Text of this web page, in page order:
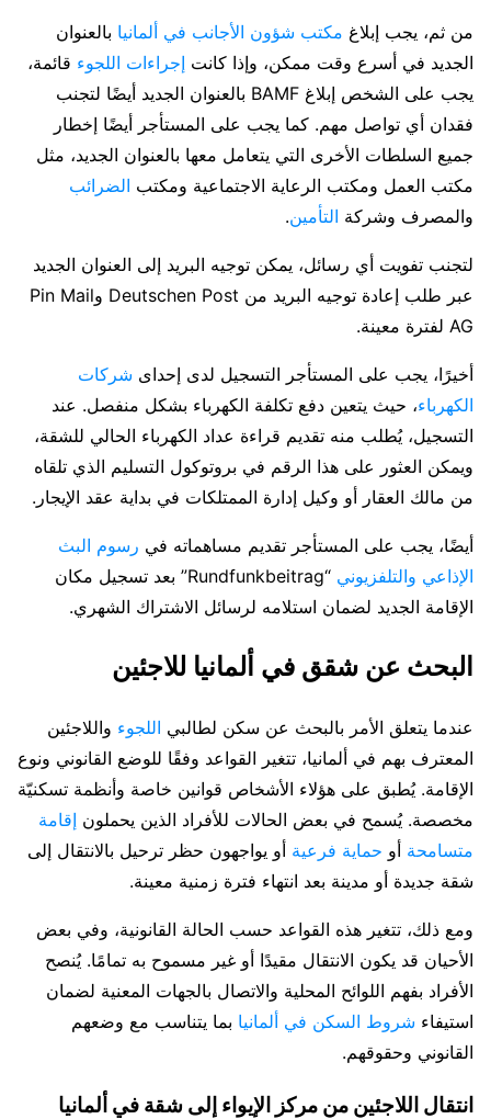
من ثم، يجب إبلاغ مكتب شؤون الأجانب في ألمانيا بالعنوان
الجديد في أسرع وقت ممكن، وإذا كانت إجراءات اللجوء قائمة،
يجب على الشخص إبلاغ BAMF بالعنوان الجديد أيضًا لتجنب
فقدان أي تواصل مهم. كما يجب على المستأجر أيضًا إخطار
جميع السلطات الأخرى التي يتعامل معها بالعنوان الجديد، مثل
مكتب العمل ومكتب الرعاية الاجتماعية ومكتب الضرائب
والمصرف وشركة التأمين.
لتجنب تفويت أي رسائل، يمكن توجيه البريد إلى العنوان الجديد
عبر طلب إعادة توجيه البريد من Deutschen Post وPin Mail
AG لفترة معينة.
أخيرًا، يجب على المستأجر التسجيل لدى إحداى شركات
الكهرباء، حيث يتعين دفع تكلفة الكهرباء بشكل منفصل. عند
التسجيل، يُطلب منه تقديم قراءة عداد الكهرباء الحالي للشقة،
ويمكن العثور على هذا الرقم في بروتوكول التسليم الذي تلقاه
من مالك العقار أو وكيل إدارة الممتلكات في بداية عقد الإيجار.
أيضًا، يجب على المستأجر تقديم مساهماته في رسوم البث
الإذاعي والتلفزيوني
“Rundfunkbeitrag” بعد تسجيل مكان
الإقامة الجديد لضمان استلامه لرسائل الاشتراك الشهري.
البحث عن شقق في ألمانيا للاجئين
عندما يتعلق الأمر بالبحث عن سكن لطالبي اللجوء واللاجئين
المعترف بهم في ألمانيا، تتغير القواعد وفقًا للوضع القانوني ونوع
الإقامة. يُطبق على هؤلاء الأشخاص قوانين خاصة وأنظمة تسكنيّة
مخصصة. يُسمح في بعض الحالات للأفراد الذين يحملون إقامة
متسامحة أو حماية فرعية أو يواجهون حظر ترحيل بالانتقال إلى
شقة جديدة أو مدينة بعد انتهاء فترة زمنية معينة.
ومع ذلك، تتغير هذه القواعد حسب الحالة القانونية، وفي بعض
الأحيان قد يكون الانتقال مقيدًا أو غير مسموح به تمامًا. يُنصح
الأفراد بفهم اللوائح المحلية والاتصال بالجهات المعنية لضمان
استيفاء شروط السكن في ألمانيا بما يتناسب مع وضعهم
القانوني وحقوقهم.
انتقال اللاجئين من مركز الإيواء إلى شقة في ألمانيا